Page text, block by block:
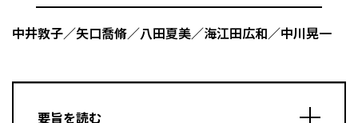
中井敦子／矢口喬脩／八田夏美／海江田広和／中川晃一
要旨を読む